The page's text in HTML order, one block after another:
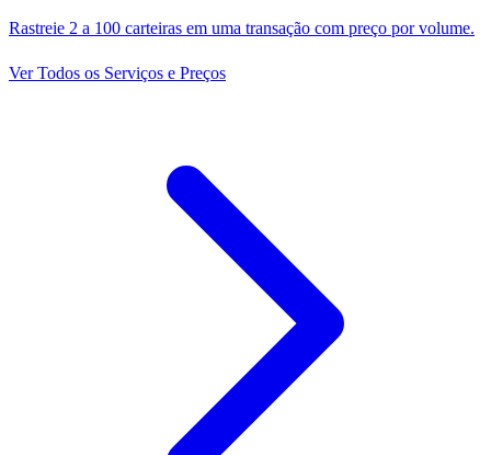
Rastreie 2 a 100 carteiras em uma transação com preço por volume.
Ver Todos os Serviços e Preços